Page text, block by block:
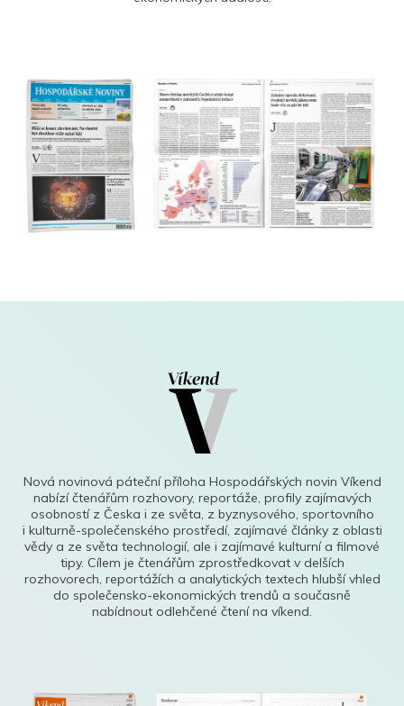
Nová novinová páteční příloha Hospodářských novin Víkend
nabízí čtenářům rozhovory, reportáže, profily zajímavých
osobností z Česka i ze světa, z byznysového, sportovního
i kulturně-společenského prostředí, zajímavé články z oblasti
vědy a ze světa technologií, ale i zajímavé kulturní a filmové
tipy. Cílem je čtenářům zprostředkovat v delších
rozhovorech, reportážích a analytických textech hlubší vhled
do společensko-ekonomických trendů a současně
nabídnout odlehčené čtení na víkend.